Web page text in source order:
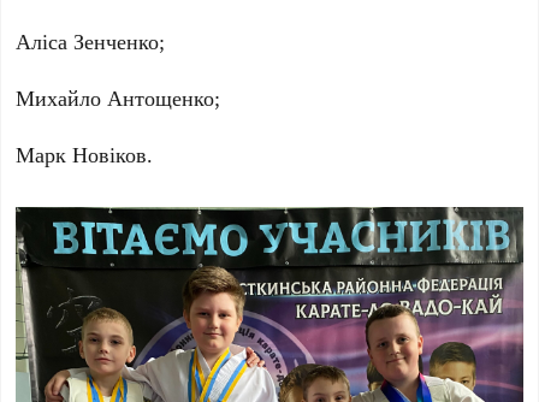
Аліса Зенченко;
Михайло Антощенко;
Марк Новіков.